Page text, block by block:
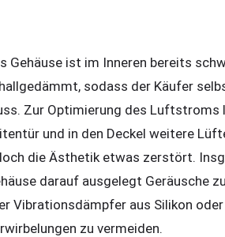
Gehäuse ist im Inneren bereits
sodass der Käufer
Zur Optimierung des Luftstroms
und in den Deckel weitere
die Ästhetik etwas zerstört.
darauf ausgelegt Geräusche
Vibrationsdämpfer aus Silikon
zu vermeiden.